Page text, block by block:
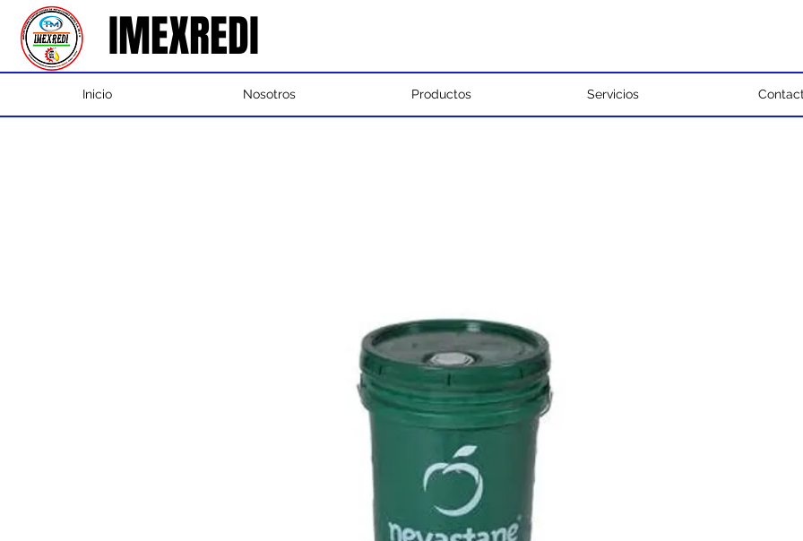
IMEXREDI
IMEXREDI
Inicio Nosotros Productos Servicios